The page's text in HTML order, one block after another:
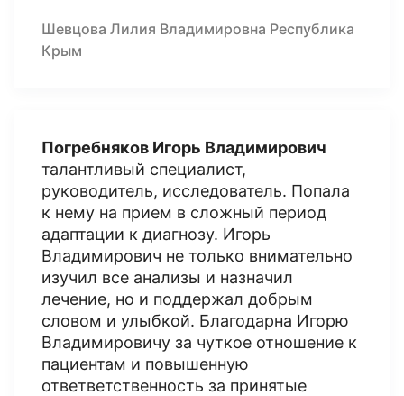
Шевцова Лилия Владимировна Республика
Крым
Погребняков Игорь Владимирович
талантливый специалист,
руководитель, исследователь. Попала
к нему на прием в сложный период
адаптации к диагнозу. Игорь
Владимирович не только внимательно
изучил все анализы и назначил
лечение, но и поддержал добрым
словом и улыбкой. Благодарна Игорю
Владимировичу за чуткое отношение к
пациентам и повышенную
ответветственность за принятые